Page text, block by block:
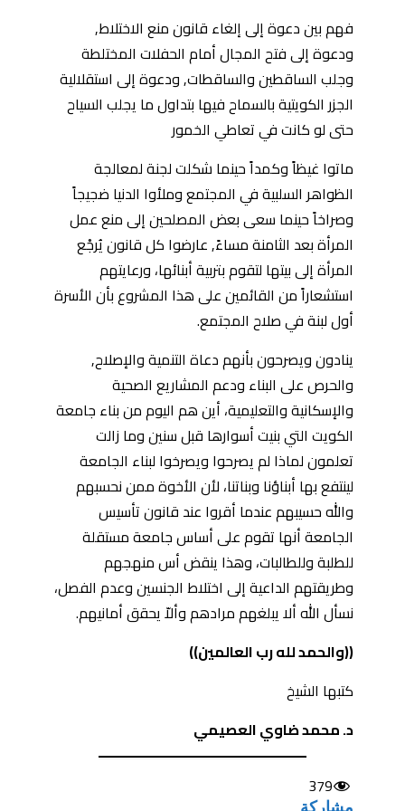
فهم بين دعوة إلى إلغاء قانون منع الاختلاط,
ودعوة إلى فتح المجال أمام الحفلات المختلطة
وجلب الساقطين والساقطات, ودعوة إلى استقلالية
الجزر الكويتية بالسماح فيها بتداول ما يجلب السياح
حتى لو كانت في تعاطي الخمور
ماتوا غيظاً وكمداً حينما شكلت لجنة لمعالجة
الظواهر السلبية في المجتمع وملأوا الدنيا ضجيجاً
وصراخاً حينما سعى بعض المصلحين إلى منع عمل
المرأة بعد الثامنة مساءً, عارضوا كل قانون يُرجْع
المرأة إلى بيتها لتقوم بتربية أبنائها، ورعايتهم
استشعاراً من القائمين على هذا المشروع بأن الأسرة
أول لبنة في صلاح المجتمع.
ينادون ويصرحون بأنهم دعاة التنمية والإصلاح,
والحرص على البناء ودعم المشاريع الصحية
والإسكانية والتعليمية، أين هم اليوم من بناء جامعة
الكويت التي بنيت أسوارها قبل سنين وما زالت
تعلمون لماذا لم يصرحوا ويصرخوا لبناء الجامعة
لينتفع بها أبناؤنا وبناتنا، لأن الأخوة ممن نحسبهم
والله حسيبهم عندما أقروا عند قانون تأسيس
الجامعة أنها تقوم على أساس جامعة مستقلة
للطلبة وللطالبات، وهذا ينقض أس منهجهم
وطريقتهم الداعية إلى اختلاط الجنسين وعدم الفصل،
نسأل الله ألا يبلغهم مرادهم وألاّ يحقق أمانيهم.
((والحمد لله رب العالمين))
كتبها الشيخ
د. محمد ضاوي العصيمي
379
مشاركة